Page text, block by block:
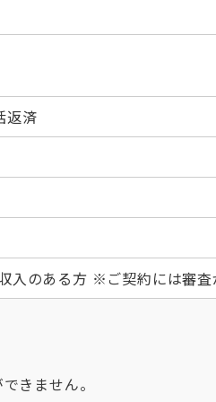
返済
入のある方 ※ご契約には審
きません。